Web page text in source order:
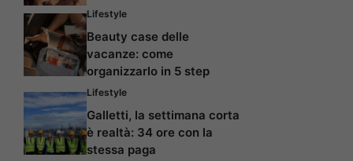
Lifestyle
Beauty case delle
vacanze: come
organizzarlo in 5 step
Lifestyle
Galletti, la settimana corta
è realtà: 34 ore con la
stessa paga